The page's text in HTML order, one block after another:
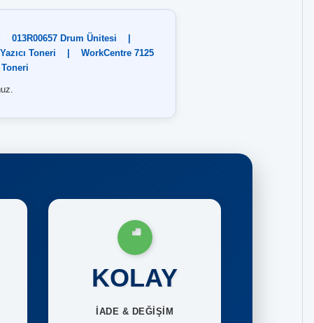
013R00657 Drum Ünitesi
Toneri
WorkCentre 7125
Toneri
KOLAY
İADE & DEĞİŞİM